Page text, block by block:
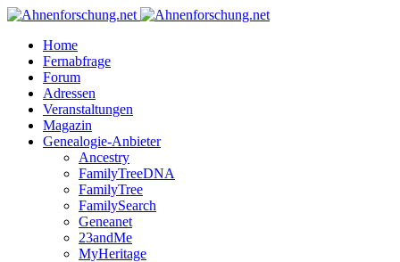
Home
Fernabfrage
Forum
Adressen
Veranstaltungen
Magazin
Genealogie-Anbieter
Ancestry
FamilyTreeDNA
FamilyTree
FamilySearch
Geneanet
23andMe
MyHeritage